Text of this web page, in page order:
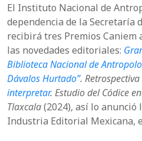
El Instituto Nacional de
dependencia de la Secretaría
recibirá tres Premios Caniem
las novedades editoriales:
Biblioteca Nacional de
Dávalos Hurtado”.
interpretar. Estudio del Códice
Tlaxcala(2024), así lo anunció
Industria Editorial Mexicana,